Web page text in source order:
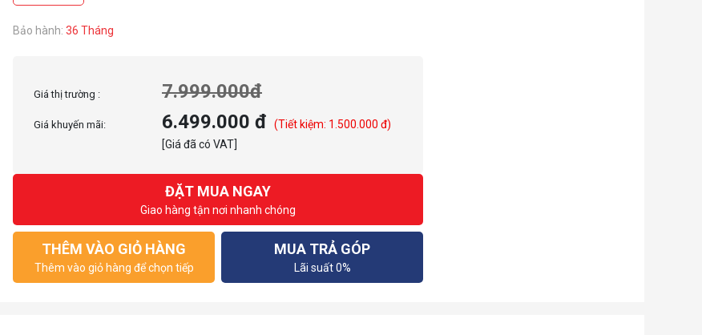
Bảo hành: 36 Tháng
Giá thị trường : 7.999.000đ
Giá khuyến mãi: 6.499.000 đ
(Tiết kiệm: 1.500.000 đ)
[Giá đã có VAT]
ĐẶT MUA NGAY
Giao hàng tận nơi nhanh chóng
THÊM VÀO GIỎ HÀNG
Thêm vào giỏ hàng để chọn tiếp
MUA TRẢ GÓP
Lãi suất 0%